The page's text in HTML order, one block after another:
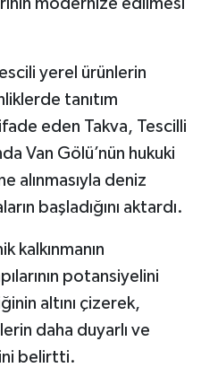
modernize edilmesi
tescili yerel ürünlerin
tanıtım
eden Takva, Tescilli
Van Gölü’nün hukuki
alınmasıyla deniz
başladığını aktardı.
kalkınmanın
potansiyelini
altını çizerek,
daha duyarlı ve
belirtti.